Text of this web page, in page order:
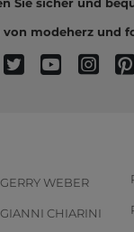
von modeherz und
GERRY WEBER
GIANNI CHIARINI